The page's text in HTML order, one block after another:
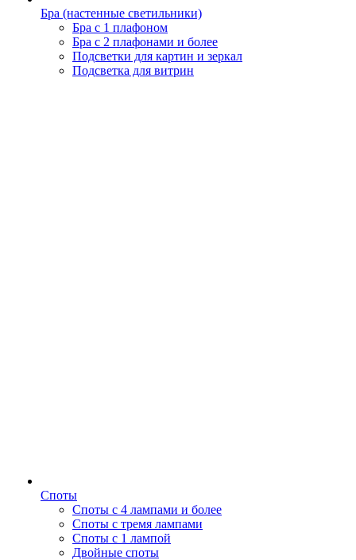
Бра (настенные светильники)
Бра с 1 плафоном
Бра с 2 плафонами и более
Подсветки для картин и зеркал
Подсветка для витрин
Споты
Споты с 4 лампами и более
Споты с тремя лампами
Споты с 1 лампой
Двойные споты